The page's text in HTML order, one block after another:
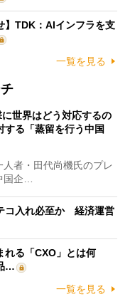
】TDK：AIインフラを支
一覧を見る
世界はどう対応するの
る「蒸留を行う中国
者・田代尚機氏のプレ
国企…
コ入れ必至か 経済運営
れる「CXO」とは何
…
一覧を見る